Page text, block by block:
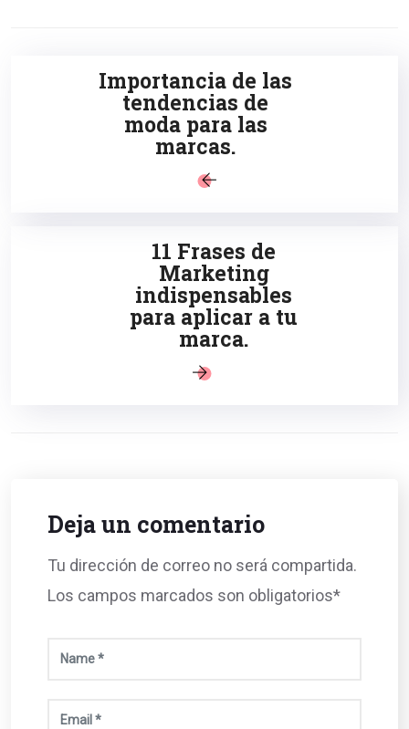
Importancia de las
tendencias de
moda para las
marcas.
11 Frases de
Marketing
indispensables
para aplicar a tu
marca.
Deja un comentario
Tu dirección de correo no será compartida.
Los campos marcados son obligatorios*